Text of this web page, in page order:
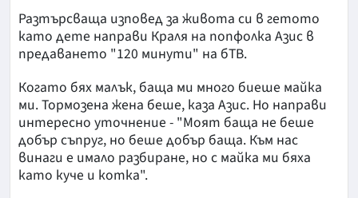
Разтърсваща изповед за живота си в гетото
като дете направи Краля на попфолка Азис в
предаването "120 минути" на бТВ.
Когато бях малък, баща ми много биеше майка
ми. Тормозена жена беше, каза Азис. Но направи
интересно уточнение - "Моят баща не беше
добър съпруг, но беше добър баща. Към нас
винаги е имало разбиране, но с майка ми бяха
като куче и котка".